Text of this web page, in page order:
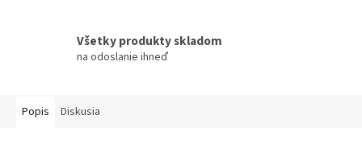
Všetky produkty skladom
na odoslanie ihneď
Popis Diskusia